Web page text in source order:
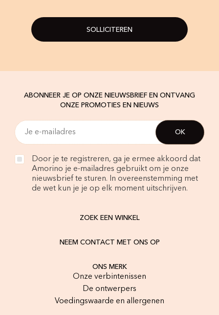
SOLLICITEREN
ABONNEER JE OP ONZE NIEUWSBRIEF EN ONTVANG
ONZE PROMOTIES EN NIEUWS
Door je te registreren, ga je ermee akkoord dat
Amorino je e-mailadres gebruikt om je onze
nieuwsbrief te sturen. In overeenstemming met
de wet kun je je op elk moment uitschrijven.
ZOEK EEN WINKEL
NEEM CONTACT MET ONS OP
ONS MERK
Onze verbintenissen
De ontwerpers
Voedingswaarde en allergenen